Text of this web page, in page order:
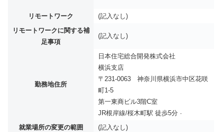
リモートワーク
(記入なし)
リモートワークに関する補
足事項
(記入なし)
勤務地住所
日本住宅総合開発株式会社
横浜支店
〒231-0063 神奈川県横浜市中区花咲
町1-5
第一東商ビル3階C室
JR根岸線/桜木町駅 徒歩5分 ·
就業場所の変更の範囲
(記入なし)